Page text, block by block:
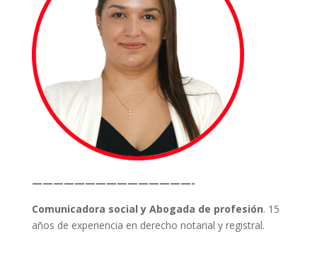
———————————————-
Comunicadora social y Abogada de profesión. 15
años de experiencia en derecho notarial y registral.